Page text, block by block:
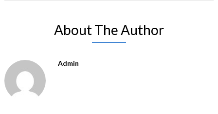
About The Author
Admin